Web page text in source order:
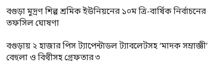
বগুড়া মুদ্রণ শিল্প শ্রমিক ইউনিয়নের ১০ম ত্রি-বার্ষিক নির্বাচনের
তফসিল ঘোষণা
বগুড়ায় ২ হাজার পিস ট্যাপেন্টাডল ট্যাবলেটসহ ‘মাদক সম্রাজ্ঞী’
বেহুলা ও বিথীসহ গ্রেফতার ৩